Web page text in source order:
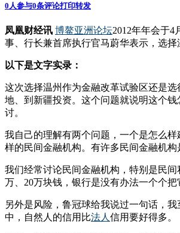
0 人参与0条评论打印转发
凤凰财经讯 博鳌亚洲论坛2012年年会于4
事、行长兼首席执行官马蔚华表示，选择
以下是文字实录：
这次选择温州作为金融改革试验区还是
地、到新疆投资。这个问题就说明这个
讨。
我自己的理解有两个问题，一个是怎么
样的民间金融机构。有许多民间金融机构
我们经常讨论民间金融机构，特别是民
万、20万块钱，银行是没有办法一个个
另外是风险，鲁冠球给我说过一句话，
中，自然人的信用比法人 信用要好得多。